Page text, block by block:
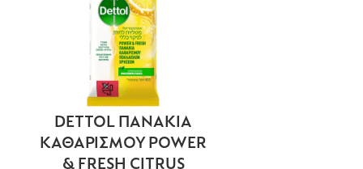
DETTOL ΠΑΝΑΚΙΑ
ΚΑΘΑΡΙΣΜΟΥ POWER
& FRESH CITRUS